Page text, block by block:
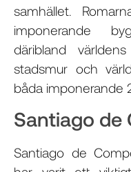
samhället.
imponerande
däribland
stadsmur och
båda imponerande
Santiago de
Santiago de